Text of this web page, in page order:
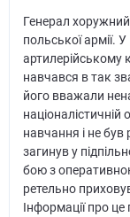
Генерал
польської армії.
артилерійському
навчався в так
його вважали
націоналістичній
навчання і не
загинув у
бою з
ретельно
Інформації про